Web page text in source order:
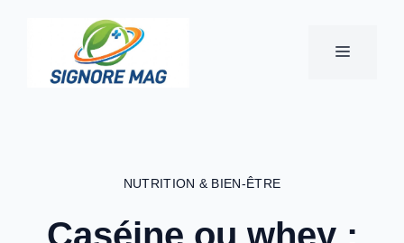
MENU
NUTRITION & BIEN-ÊTRE
Caséine ou whey :